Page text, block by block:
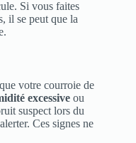
Si vous faites
il se peut que la
votre courroie de
excessive ou
suspect lors du
Ces signes ne